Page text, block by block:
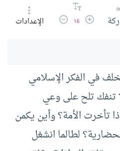
زيادة حجم الخط
16 تقليل حجم الخط
الإعدادات
في الفكر الإسلامي
تنفك تلح على وعي
تأخرت الأمة؟ وأين يكمن
لطالما انشغل